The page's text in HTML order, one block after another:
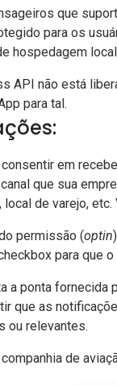
que
para os
hospedagem local
API não está
para tal.
em
que sua
de varejo,
permissão (optin
para que
a ponta fornecida
que as
ou relevantes.
de